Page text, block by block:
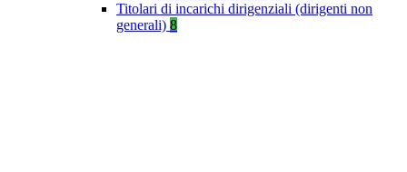
Titolari di incarichi dirigenziali (dirigenti non
generali) 8